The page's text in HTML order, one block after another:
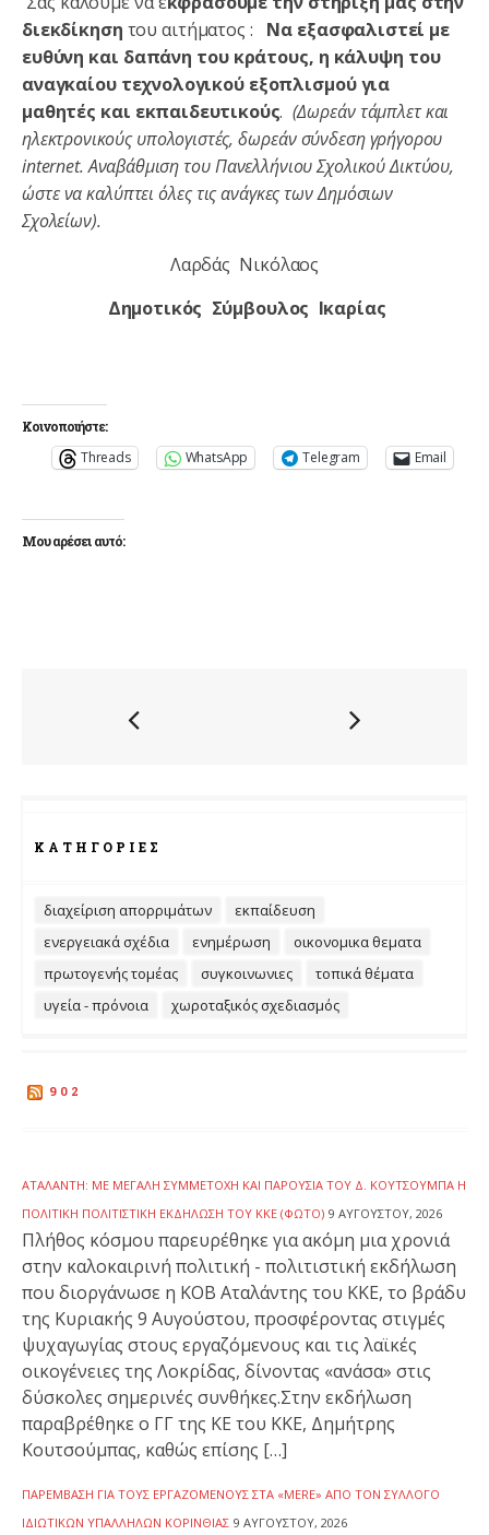
διεκδίκηση του αιτήματος :
Να εξασφαλιστεί με
ευθύνη και δαπάνη του κράτους, η κάλυψη του
αναγκαίου τεχνολογικού εξοπλισμού για
μαθητές και εκπαιδευτικούς. (Δωρεάν τάμπλετ και
ηλεκτρονικούς υπολογιστές, δωρεάν σύνδεση γρήγορου
internet. Αναβάθμιση του Πανελλήνιου Σχολικού Δικτύου,
ώστε να καλύπτει όλες τις ανάγκες των Δημόσιων
Σχολείων).
Λαρδάς Νικόλαος
Δημοτικός Σύμβουλος Ικαρίας
Κοινοποιήστε:
Threads WhatsApp Telegram Email
Μου αρέσει αυτό:
ΚΑΤΗΓΟΡΊΕΣ
διαχείριση απορριμάτων
εκπαίδευση
ενεργειακά σχέδια
ενημέρωση
οικονομικα θεματα
πρωτογενής τομέας
συγκοινωνιες
τοπικά θέματα
υγεία - πρόνοια
χωροταξικός σχεδιασμός
902
ΑΤΑΛΆΝΤΗ: ΜΕ ΜΕΓΆΛΗ ΣΥΜΜΕΤΟΧΉ ΚΑΙ ΠΑΡΟΥΣΊΑ ΤΟΥ Δ. ΚΟΥΤΣΟΎΜΠΑ Η
ΠΟΛΙΤΙΚΉ ΠΟΛΙΤΙΣΤΙΚΉ ΕΚΔΉΛΩΣΗ ΤΟΥ ΚΚΕ (ΦΩΤΟ) 9 ΑΥΓΟΎΣΤΟΥ, 2026
Πλήθος κόσμου παρευρέθηκε για ακόμη μια χρονιά
στην καλοκαιρινή πολιτική - πολιτιστική εκδήλωση
που διοργάνωσε η ΚΟΒ Αταλάντης του ΚΚΕ, το βράδυ
της Κυριακής 9 Αυγούστου, προσφέροντας στιγμές
ψυχαγωγίας στους εργαζόμενους και τις λαϊκές
οικογένειες της Λοκρίδας, δίνοντας «ανάσα» στις
δύσκολες σημερινές συνθήκες.Στην εκδήλωση
παραβρέθηκε ο ΓΓ της ΚΕ του ΚΚΕ, Δημήτρης
Κουτσούμπας, καθώς επίσης […]
ΠΑΡΈΜΒΑΣΗ ΓΙΑ ΤΟΥΣ ΕΡΓΑΖΌΜΕΝΟΥΣ ΣΤΑ «MERE» ΑΠΌ ΤΟΝ ΣΎΛΛΟΓΟ
ΙΔΙΩΤΙΚΏΝ ΥΠΑΛΛΉΛΩΝ ΚΟΡΙΝΘΊΑΣ 9 ΑΥΓΟΎΣΤΟΥ, 2026